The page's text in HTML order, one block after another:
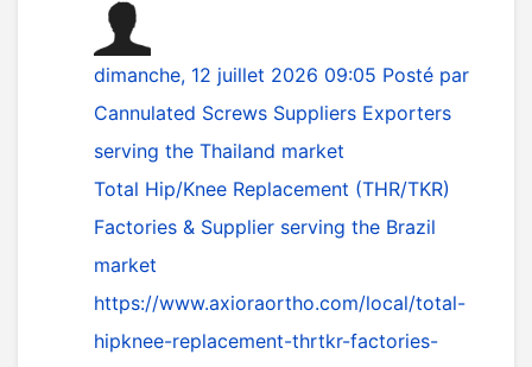
dimanche, 12 juillet 2026 09:05 Posté par
Cannulated Screws Suppliers Exporters
serving the Thailand market
Total Hip/Knee Replacement (THR/TKR)
Factories & Supplier serving the Brazil
market
https://www.axioraortho.com/local/total-
hipknee-replacement-thrtkr-factories-